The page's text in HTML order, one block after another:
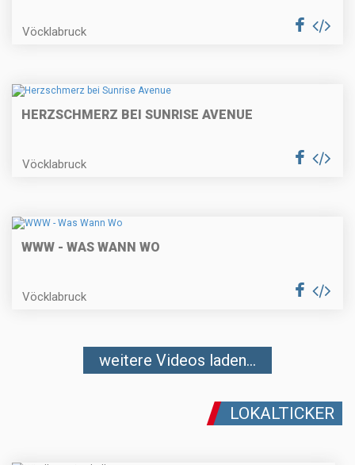
Vöcklabruck
HERZSCHMERZ BEI SUNRISE AVENUE
Vöcklabruck
WWW - WAS WANN WO
Vöcklabruck
weitere Videos laden...
LOKALTICKER